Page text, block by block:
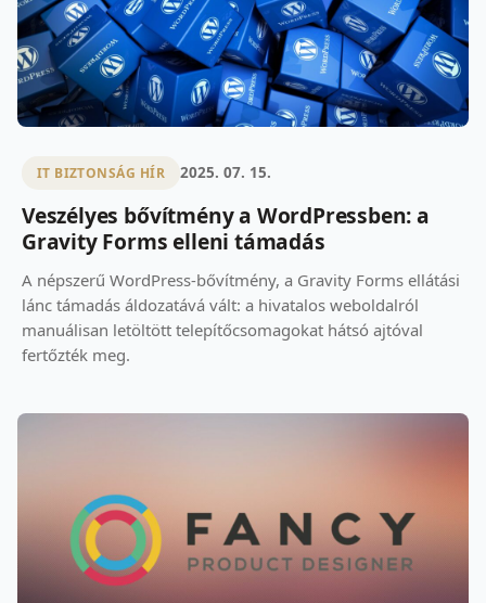
IT BIZTONSÁG HÍR 2025. 07. 15.
Veszélyes bővítmény a WordPressben: a
Gravity Forms elleni támadás
A népszerű WordPress-bővítmény, a Gravity Forms ellátási
lánc támadás áldozatává vált: a hivatalos weboldalról
manuálisan letöltött telepítőcsomagokat hátsó ajtóval
fertőzték meg.